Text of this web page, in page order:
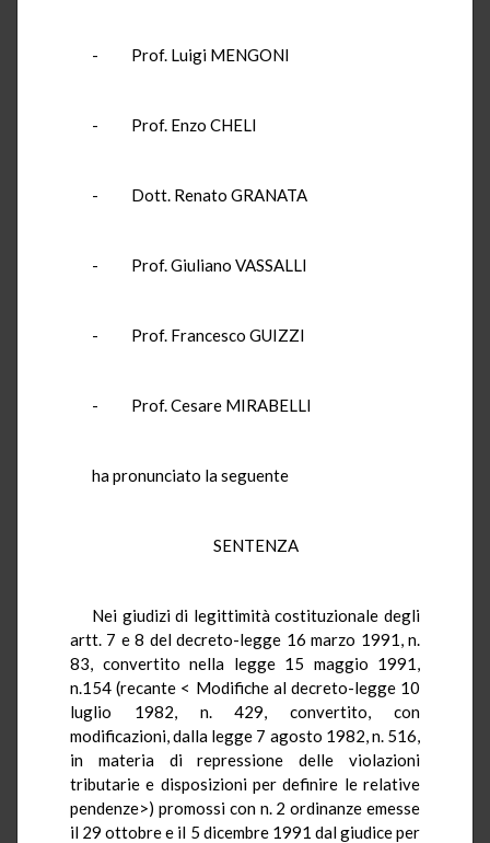
- Prof. Luigi MENGONI
- Prof. Enzo CHELI
- Dott. Renato GRANATA
- Prof. Giuliano VASSALLI
- Prof. Francesco GUIZZI
- Prof. Cesare MIRABELLI
ha pronunciato la seguente
SENTENZA
Nei giudizi di legittimità costituzionale degli
artt. 7 e 8 del decreto-legge 16 marzo 1991, n.
83, convertito nella legge 15 maggio 1991,
n.154 (recante < Modifiche al decreto-legge 10
luglio 1982, n. 429, convertito, con
modificazioni, dalla legge 7 agosto 1982, n. 516,
in materia di repressione delle violazioni
tributarie e disposizioni per definire le relative
pendenze>) promossi con n. 2 ordinanze emesse
il 29 ottobre e il 5 dicembre 1991 dal giudice per